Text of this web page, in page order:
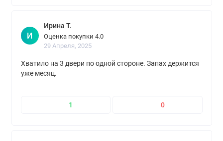
И
Ирина Т.
Оценка покупки 4.0
29 Апреля, 2025
Хватило на 3 двери по одной стороне. Запах держится
уже месяц.
1 0